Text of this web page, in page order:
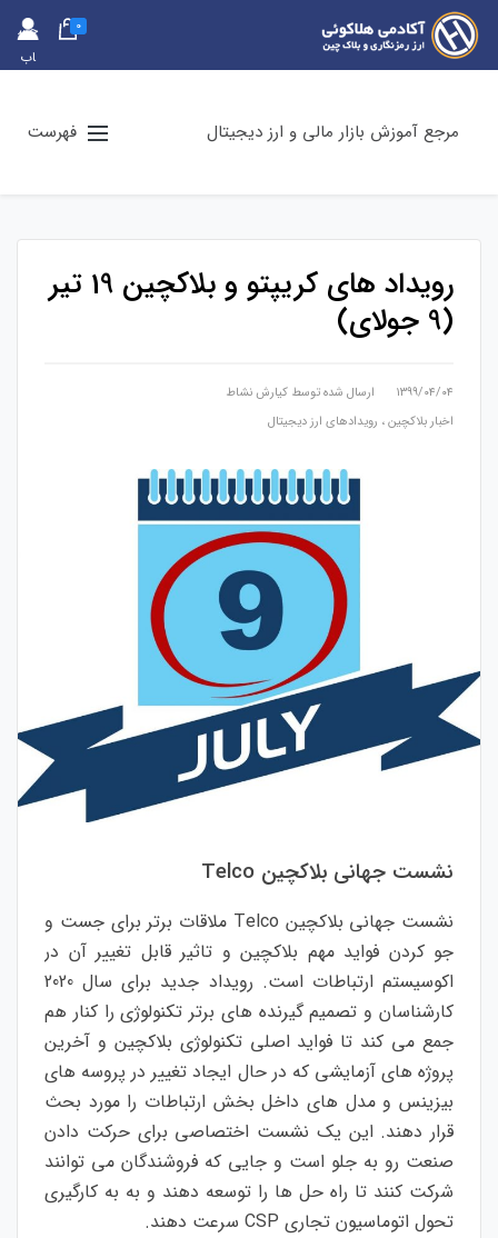
حس
اب
0
مرجع آموزش بازار مالی و ارز دیجیتال فهرست
رویداد های کریپتو و بلاکچین 19 تیر
(9 جولای)
۱۳۹۹/۰۴/۰۴ ارسال شده توسط کیارش نشاط
اخبار بلاکچین، رویدادهای ارز دیجیتال
نشست جهانی بلاکچین Telco
نشست جهانی بلاکچین Telco ملاقات برتر برای جست و
جو کردن فواید مهم بلاکچین و تاثیر قابل تغییر آن در
اکوسیستم ارتباطات است. رویداد جدید برای سال 2020
کارشناسان و تصمیم گیرنده های برتر تکنولوژی را کنار هم
جمع می کند تا فواید اصلی تکنولوژی بلاکچین و آخرین
پروژه های آزمایشی که در حال ایجاد تغییر در پروسه های
بیزینس و مدل های داخل بخش ارتباطات را مورد بحث
قرار دهند. این یک نشست اختصاصی برای حرکت دادن
صنعت رو به جلو است و جایی که فروشندگان می توانند
شرکت کنند تا راه حل ها را توسعه دهند و به به کارگیری
تحول اتوماسیون تجاری CSP سرعت دهند.